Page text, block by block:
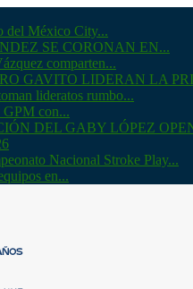
del México City...
SE CORONAN EN...
comparten...
GAVITO LIDERAN LA
lideratos rumbo...
GPM con...
DEL GABY LÓPEZ
Nacional Stroke Play...
en...